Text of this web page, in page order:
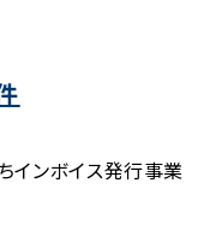
インボイス発行事業